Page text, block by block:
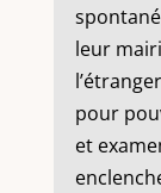
leur
pour
et